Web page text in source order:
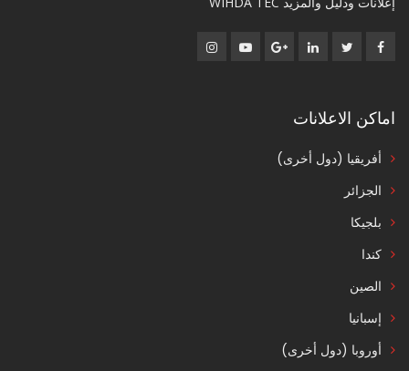
اماكن الاعلانات
أفريقيا (دول أخرى)
الجزائر
بلجيكا
كندا
الصين
إسبانيا
أوروبا (دول أخرى)